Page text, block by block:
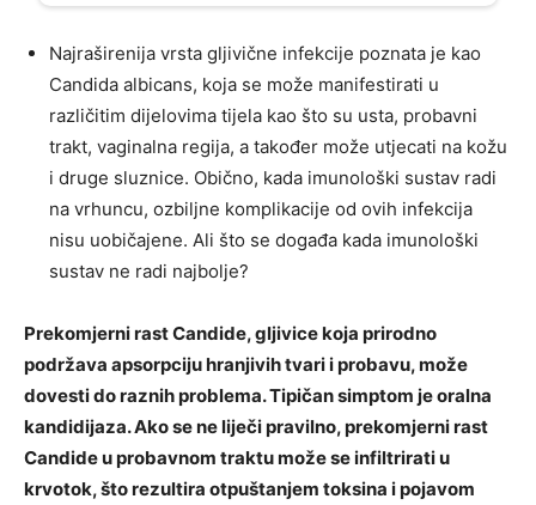
Najraširenija vrsta gljivične infekcije poznata je kao
Candida albicans, koja se može manifestirati u
različitim dijelovima tijela kao što su usta, probavni
trakt, vaginalna regija, a također može utjecati na kožu
i druge sluznice. Obično, kada imunološki sustav radi
na vrhuncu, ozbiljne komplikacije od ovih infekcija
nisu uobičajene. Ali što se događa kada imunološki
sustav ne radi najbolje?
Prekomjerni rast Candide, gljivice koja prirodno
podržava apsorpciju hranjivih tvari i probavu, može
dovesti do raznih problema. Tipičan simptom je oralna
kandidijaza. Ako se ne liječi pravilno, prekomjerni rast
Candide u probavnom traktu može se infiltrirati u
krvotok, što rezultira otpuštanjem toksina i pojavom